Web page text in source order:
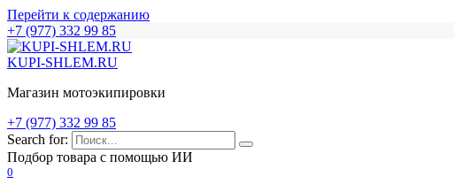
Перейти к содержанию
+7 (977) 332 99 85
KUPI-SHLEM.RU
Магазин мотоэкипировки
+7 (977) 332 99 85
Search for:
Подбор товара с помощью ИИ
0